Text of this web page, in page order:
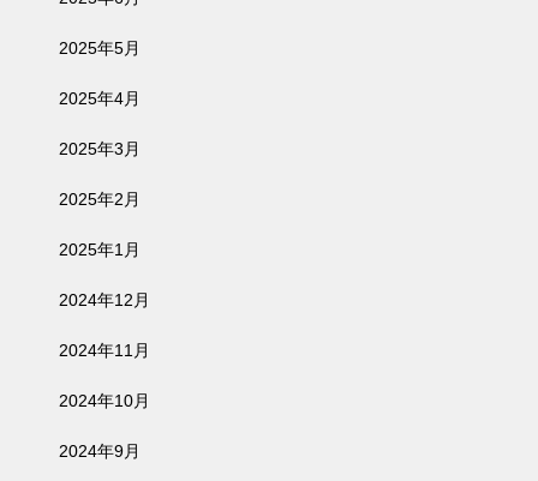
2025年5月
2025年4月
2025年3月
2025年2月
2025年1月
2024年12月
2024年11月
2024年10月
2024年9月